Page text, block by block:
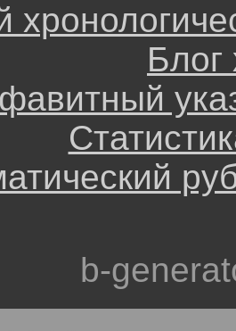
Блог
b-